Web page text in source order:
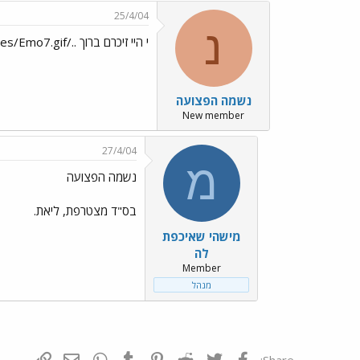
נ
נשמה הפצועה
New member
25/4/04
י היי זיכרם ברוך ../images/Emo16.gif../images/Emo7.gif
מ
מישהי שאיכפת
לה
Member
מנהל
27/4/04
נשמה הפצועה
בס"ד מצטרפת, ליאת.